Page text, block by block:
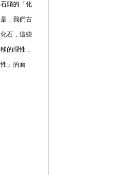
頭的「化
，我們古
石，這些
的理性，
」的面